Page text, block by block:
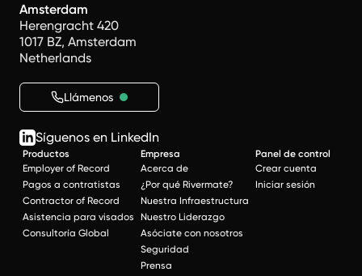
Amsterdam
Herengracht 420
1017 BZ, Amsterdam
Netherlands
Llámenos
Síguenos en LinkedIn
Productos
Employer of Record
Pagos a contratistas
Contractor of Record
Asistencia para visados
Consultoría Global
Empresa
Acerca de
¿Por qué Rivermate?
Nuestra Infraestructura
Nuestro Liderazgo
Asóciate con nosotros
Seguridad
Prensa
Panel de control
Crear cuenta
Iniciar sesión